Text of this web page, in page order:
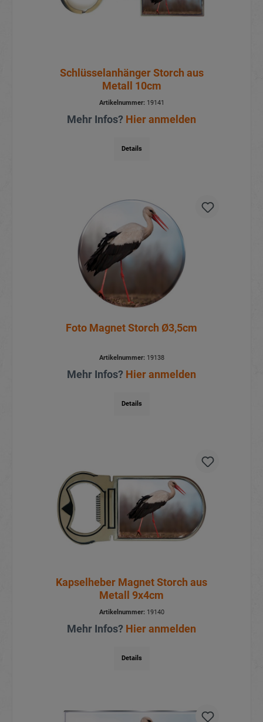
Schlüsselanhänger Storch aus
Metall 10cm
Artikelnummer:19141
Mehr Infos? Hier anmelden
Details
Foto Magnet Storch Ø3,5cm
Artikelnummer:19138
Mehr Infos? Hier anmelden
Details
Kapselheber Magnet Storch aus
Metall 9x4cm
Artikelnummer:19140
Mehr Infos? Hier anmelden
Details